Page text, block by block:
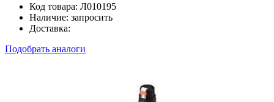
Код товара: Л010195
Наличие: запросить
Доставка:
Подобрать аналоги